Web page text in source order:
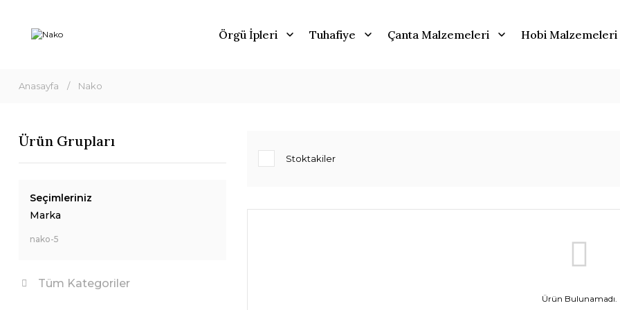
Örgü İpleri Tuhafiye Çanta Malzemeleri Hobi Malzemeleri
Anasayfa Nako
Ürün Grupları
Seçimleriniz
Marka
nako-5
Tüm Kategoriler
Stoktakiler
Ürün Bulunamadı.